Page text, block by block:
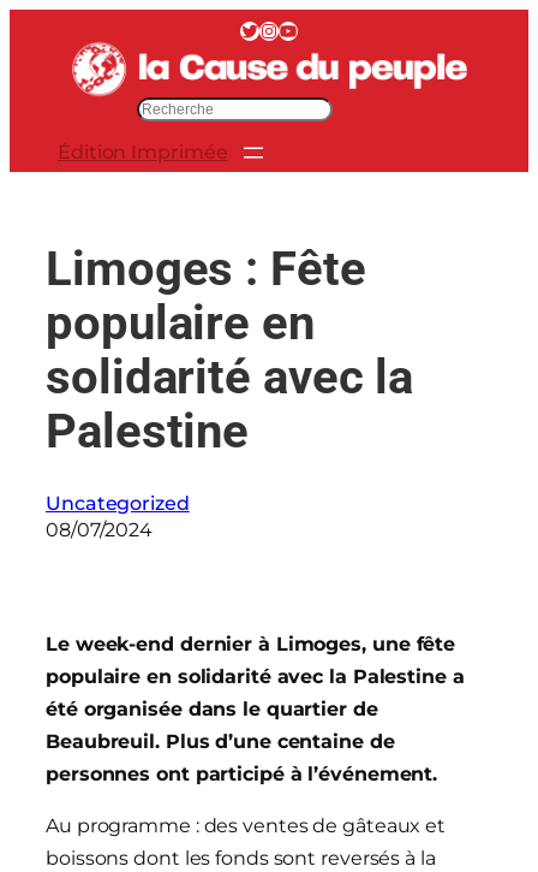
contenu
Twitter InstagramYouTube
e
r
Édition Imprimée
Limoges : Fête
populaire en
solidarité avec la
Palestine
Uncategorized
08/07/2024
Le week-end dernier à Limoges, une fête
populaire en solidarité avec la Palestine a
été organisée dans le quartier de
Beaubreuil. Plus d’une centaine de
personnes ont participé à l’événement.
Au programme : des ventes de gâteaux et
boissons dont les fonds sont reversés à la